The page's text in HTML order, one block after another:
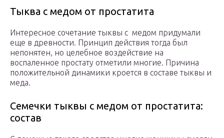
Тыква с медом от простатита
Интересное сочетание тыквы с медом придумали
еще в древности. Принцип действия тогда был
непонятен, но целебное воздействие на
воспаленное простату отметили многие. Причина
положительной динамики кроется в составе тыквы и
меда.
Семечки тыквы с медом от простатита:
состав